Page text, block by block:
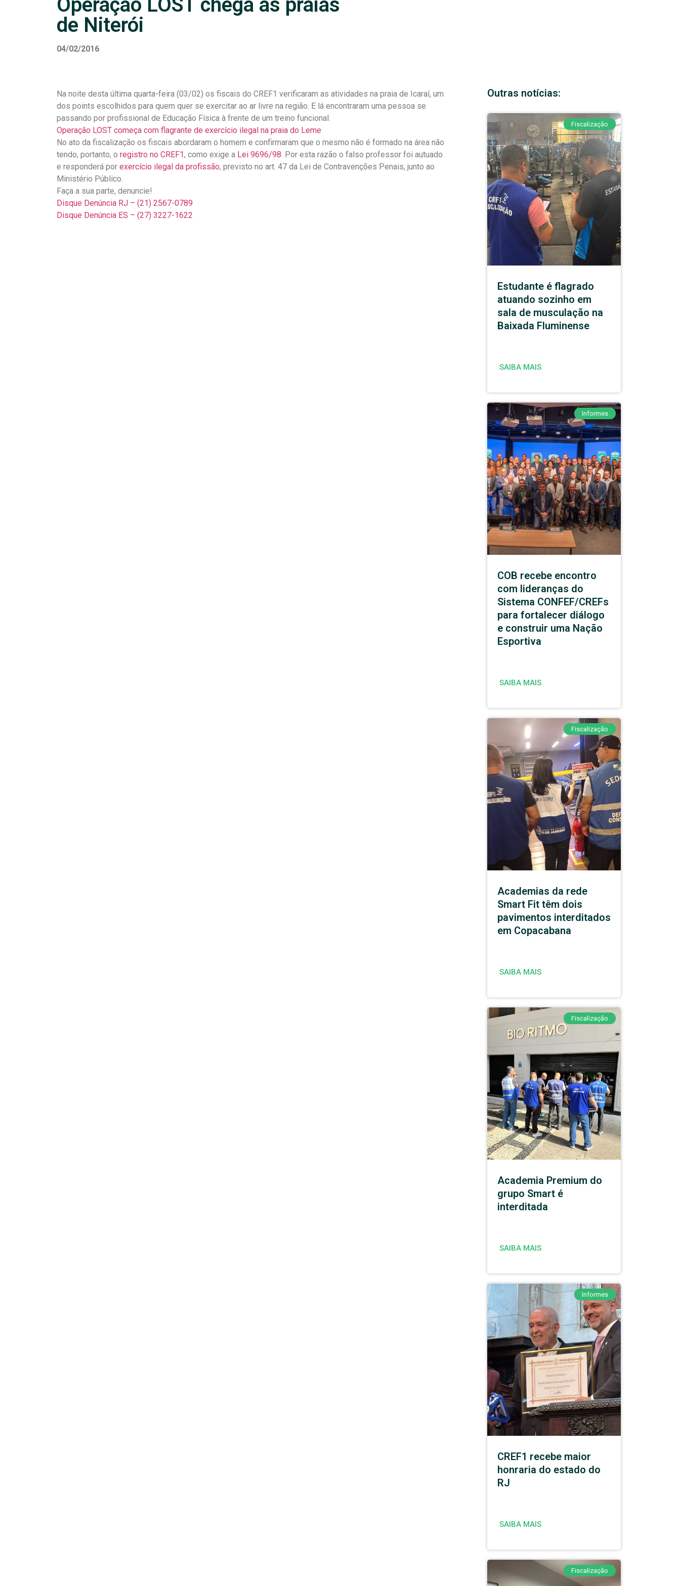
Operação LOST chega às praias
de Niterói
04/02/2016
Na noite desta última quarta-feira (03/02) os fiscais do CREF1 verificaram as atividades na praia de Icaraí, um
dos points escolhidos para quem quer se exercitar ao ar livre na região. E lá encontraram uma pessoa se
passando por profissional de Educação Física à frente de um treino funcional.
Operação LOST começa com flagrante de exercício ilegal na praia do Leme
No ato da fiscalização os fiscais abordaram o homem e confirmaram que o mesmo não é formado na área não
tendo, portanto, o registro no CREF1, como exige a Lei 9696/98. Por esta razão o falso professor foi autuado
e responderá por exercício ilegal da profissão, previsto no art. 47 da Lei de Contravenções Penais, junto ao
Ministério Público.
Faça a sua parte, denuncie!
Disque Denúncia RJ – (21) 2567-0789
Disque Denúncia ES – (27) 3227-1622
Outras notícias:
Fiscalização
Estudante é flagrado
atuando sozinho em
sala de musculação na
Baixada Fluminense
SAIBA MAIS
Informes
COB recebe encontro
com lideranças do
Sistema CONFEF/CREFs
para fortalecer diálogo
e construir uma Nação
Esportiva
SAIBA MAIS
Fiscalização
Academias da rede
Smart Fit têm dois
pavimentos interditados
em Copacabana
SAIBA MAIS
Fiscalização
Academia Premium do
grupo Smart é
interditada
SAIBA MAIS
Informes
CREF1 recebe maior
honraria do estado do
RJ
SAIBA MAIS
Fiscalização